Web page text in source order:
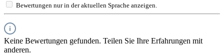
Bewertungen nur in der aktuellen Sprache anzeigen.
Keine Bewertungen gefunden. Teilen Sie Ihre Erfahrungen mit
anderen.